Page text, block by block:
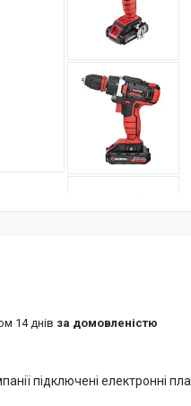
14 днів за домовленістю
підключені електронні